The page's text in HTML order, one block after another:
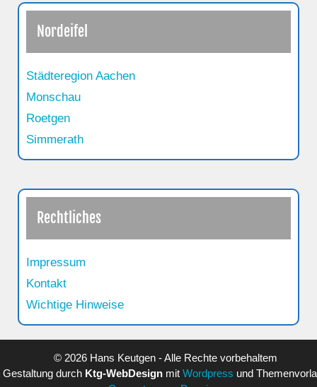
Nordeifel
Städteregion Aachen
Monschau
Roetgen
Simmerath
Rechtliches
Impressum
Kontakt
Wichtige Hinweise
© 2026 Hans Keutgen - Alle Rechte vorbehaltem
Gestaltung durch Ktg-WebDesign mit Wordpress und